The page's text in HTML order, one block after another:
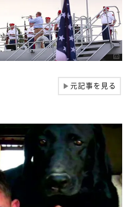
▶元記事を見る